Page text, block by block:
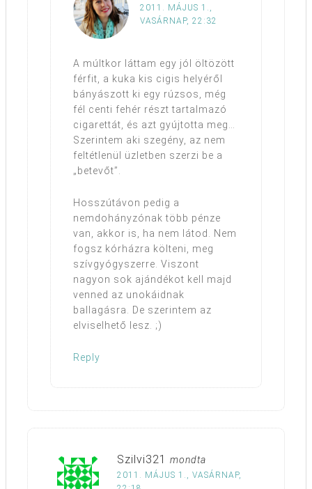
2011. MÁJUS 1.,
VASÁRNAP, 22:32
A múltkor láttam egy jól öltözött
férfit, a kuka kis cigis helyéről
bányászott ki egy rúzsos, még
fél centi fehér részt tartalmazó
cigarettát, és azt gyújtotta meg…
Szerintem aki szegény, az nem
feltétlenül üzletben szerzi be a
„betevőt”.
Hosszútávon pedig a
nemdohányzónak több pénze
van, akkor is, ha nem látod. Nem
fogsz kórházra költeni, meg
szívgyógyszerre. Viszont
nagyon sok ajándékot kell majd
venned az unokáidnak
ballagásra. De szerintem az
elviselhető lesz. ;)
Reply
Szilvi321 mondta
2011. MÁJUS 1., VASÁRNAP,